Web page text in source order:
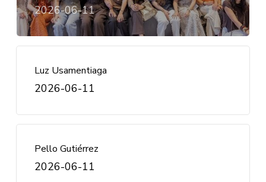
2026-06-11
Luz Usamentiaga
2026-06-11
Pello Gutiérrez
2026-06-11